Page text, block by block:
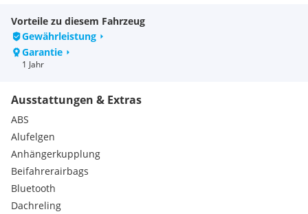
DAB Tuner
Fernlichtassistent
Reifendruckanzeige
Teleservice BMW
Dachreling Hochglanz Shadow Line
Shadow Line
Sonnenschutzverglasung
Active Guard
Aktiver Fussgängerschutz
Gepäckraumtrennetz
Interieurleist Quarzsilber matt genarbt
Kindersitzbefestigung Beifahrersitz
Reifenreparatur-Set
Vorteile zu diesem Fahrzeug
Gewährleistung
Garantie
1 Jahr
Ausstattungen & Extras
ABS
Alufelgen
Anhängerkupplung
Beifahrerairbags
Bluetooth
Dachreling